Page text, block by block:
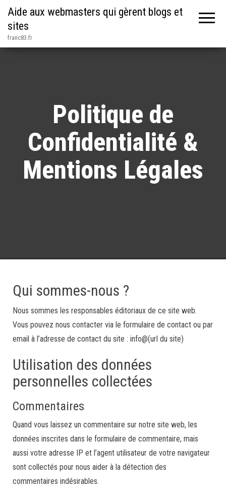
Aide aux webmasters qui gèrent blogs et
sites
franc83.fr
Politique de
Confidentialité &
Mentions Légales
Qui sommes-nous ?
Nous sommes les responsables éditoriaux de ce site web.
Vous pouvez nous contacter via le formulaire de contact ou par
email à l’adresse de contact du site : info@(url du site)
Utilisation des données
personnelles collectées
Commentaires
Quand vous laissez un commentaire sur notre site web, les
données inscrites dans le formulaire de commentaire, mais
aussi votre adresse IP et l’agent utilisateur de votre navigateur
sont collectés pour nous aider à la détection des
commentaires indésirables.